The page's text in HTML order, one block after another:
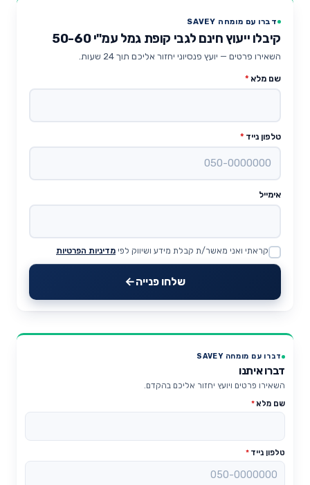
דברו עם מומחה SAVEY
קיבלו ייעוץ חינם לגבי קופת גמל עמ"י 50-60
השאירו פרטים — יועץ פנסיוני יחזור אליכם תוך 24 שעות.
שם מלא *
טלפון נייד *
אימייל
Website
קראתי ואני מאשר/ת קבלת מידע ושיווק לפי מדיניות הפרטיות
שלחו פנייה
דברו עם מומחה SAVEY
דברו איתנו
השאירו פרטים ויועץ יחזור אליכם בהקדם.
שם מלא*
טלפון נייד *